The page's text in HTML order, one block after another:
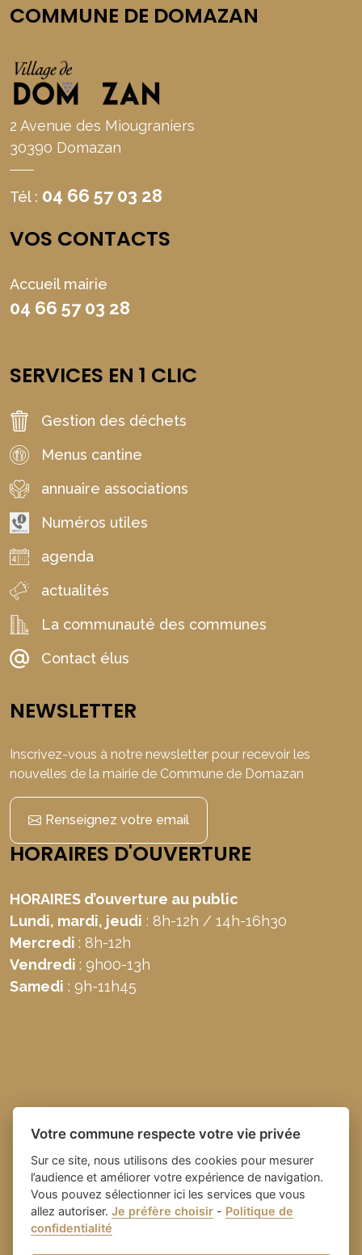
COMMUNE DE DOMAZAN
2 Avenue des Miougraniers
30390 Domazan
Tél : 04 66 57 03 28
VOS CONTACTS
Accueil mairie
04 66 57 03 28
SERVICES EN 1 CLIC
Gestion des déchets
Menus cantine
annuaire associations
Numéros utiles
agenda
actualités
La communauté des communes
Contact élus
NEWSLETTER
Inscrivez-vous à notre newsletter pour recevoir les
nouvelles de la mairie de Commune de Domazan
Renseignez votre email
HORAIRES D'OUVERTURE
HORAIRES d’ouverture au public
Lundi, mardi, jeudi : 8h-12h / 14h-16h30
Mercredi : 8h-12h
Vendredi : 9h00-13h
Samedi : 9h-11h45
Place du village la solution web
et appli des collectivités
- Commune de
-
Gestion des cookies
Votre commune respecte votre vie privée
Sur ce site, nous utilisons des cookies pour mesurer
l’audience et améliorer votre expérience de navigation.
Vous pouvez sélectionner ici les services que vous
allez autoriser.Je préfère choisir - Politique de
confidentialité